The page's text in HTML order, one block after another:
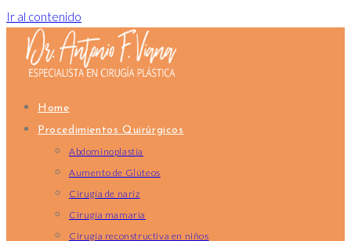
Ir al contenido
Home
Procedimientos Quirúrgicos
Abdominoplastía
Aumento de Glúteos
Cirugía de nariz
Cirugía mamaria
Cirugía reconstructiva en niños